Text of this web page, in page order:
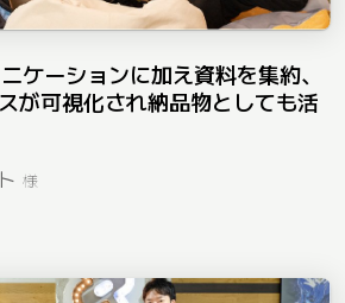
ケーションに加え資料を集約、
が可視化され納品物としても活
様